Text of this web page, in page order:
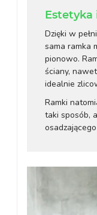
Estetyka
Dzięki w
sama ramka
pionowo.
ściany,
idealnie
Ramki
taki sposób,